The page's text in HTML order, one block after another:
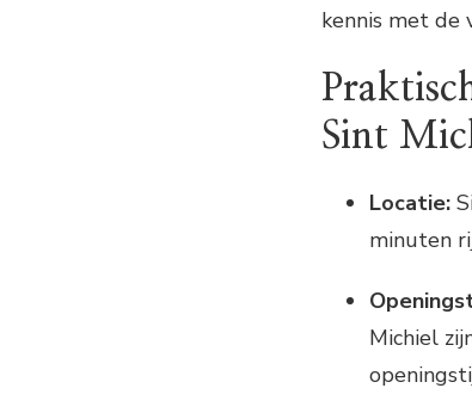
kennis met de
Sint
Locatie:
minuten
Michiel